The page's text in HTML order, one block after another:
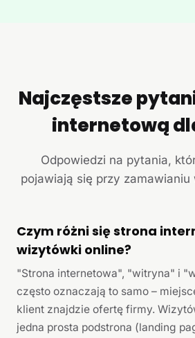
Najczęstsze
internetową
Odpowiedzi na pytania,
pojawiają się przy
Czym różni się strona
wizytówki online?
"Strona internetowa", "witryna" i
często oznaczają to samo –
klient znajdzie ofertę firmy.
jedna prosta podstrona (landing